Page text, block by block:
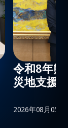
令和8年
災地支援
2026年08月05日